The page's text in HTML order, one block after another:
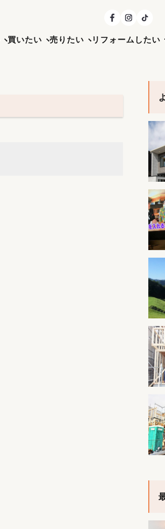
買いたい 売りたい リフォームしたい